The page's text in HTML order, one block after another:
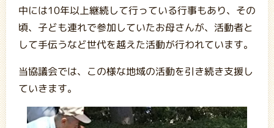
中には10年以上継続して行っている行事もあり、その
頃、子ども連れで参加していたお母さんが、活動者と
して手伝うなど世代を越えた活動が行われています。
当協議会では、この様な地域の活動を引き続き支援し
ていきます。